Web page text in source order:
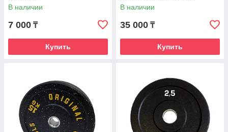
В наличии
7 000 ₸
Купить
В наличии
35 000 ₸
Купить